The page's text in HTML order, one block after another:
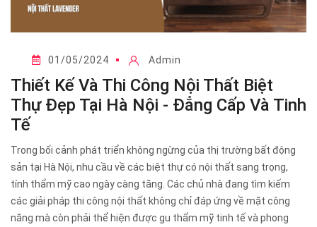
01/05/2024 Admin
Thiết Kế Và Thi Công Nội Thất Biệt
Thự Đẹp Tại Hà Nội - Đẳng Cấp Và Tinh
Tế
Trong bối cảnh phát triển không ngừng của thị trường bất động
sản tại Hà Nội, nhu cầu về các biệt thự có nội thất sang trọng,
tính thẩm mỹ cao ngày càng tăng. Các chủ nhà đang tìm kiếm
các giải pháp thi công nội thất không chỉ đáp ứng về mặt công
năng mà còn phải thể hiện được gu thẩm mỹ tinh tế và phong